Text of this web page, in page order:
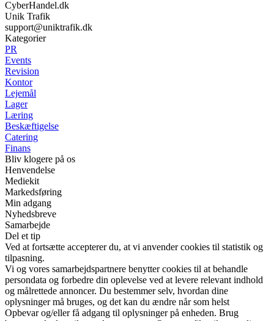
CyberHandel.dk
Unik Trafik
support@uniktrafik.dk
Kategorier
PR
Events
Revision
Kontor
Lejemål
Lager
Læring
Beskæftigelse
Catering
Finans
Bliv klogere på os
Henvendelse
Mediekit
Markedsføring
Min adgang
Nyhedsbreve
Samarbejde
Del et tip
Ved at fortsætte accepterer du, at vi anvender cookies til statistik og
tilpasning.
Vi og vores samarbejdspartnere benytter cookies til at behandle
persondata og forbedre din oplevelse ved at levere relevant indhold
og målrettede annoncer. Du bestemmer selv, hvordan dine
oplysninger må bruges, og det kan du ændre når som helst
Opbevar og/eller få adgang til oplysninger på enheden. Brug